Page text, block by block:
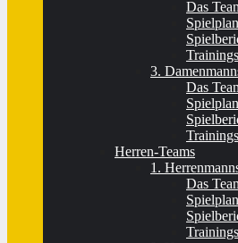
Das
Spielplan
3.
Das
Spielplan
Herren-Teams
1.
Das
Spielplan